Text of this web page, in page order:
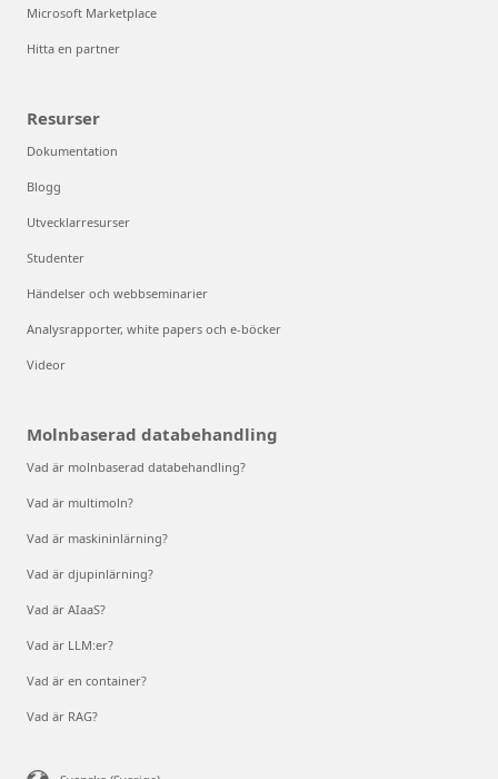
Microsoft Marketplace
Hitta en partner
Resurser
Dokumentation
Blogg
Utvecklarresurser
Studenter
Händelser och webbseminarier
Analysrapporter, white papers och e-böcker
Videor
Molnbaserad databehandling
Vad är molnbaserad databehandling?
Vad är multimoln?
Vad är maskininlärning?
Vad är djupinlärning?
Vad är AIaaS?
Vad är LLM:er?
Vad är en container?
Vad är RAG?